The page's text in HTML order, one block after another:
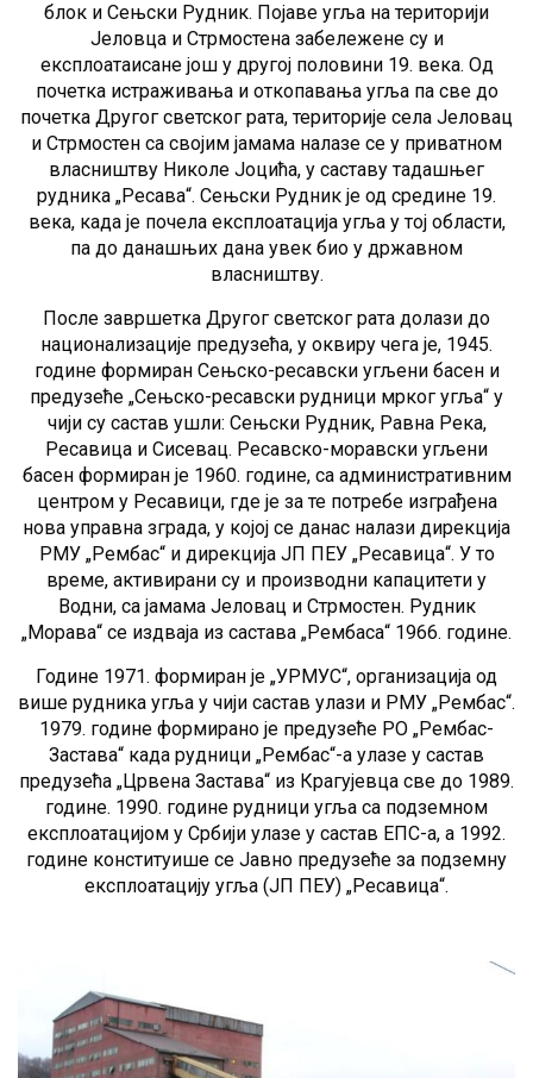
блок и Сењски Рудник. Појаве угља на територији
Јеловца и Стрмостена забележене су и
експлоатаисане још у другој половини 19. века. Од
почетка истраживања и откопавања угља па све до
почетка Другог светског рата, територије села Јеловац
и Стрмостен са својим јамама налазе се у приватном
власништву Николе Јоцића, у саставу тадашњег
рудника „Ресава“. Сењски Рудник је од средине 19.
века, када је почела експлоатација угља у тој области,
па до данашњих дана увек био у државном
власништву.
После завpшетка Другог светског рата долази до
национализације предузећа, у оквиру чега је, 1945.
године формиран Сењско-ресавски угљени басен и
предузеће „Сењско-ресавски рудници мрког угља“ у
чији су састав ушли: Сењски Рудник, Равна Река,
Ресавица и Сисевац. Ресавско-моравски угљени
басен формиран је 1960. године, са административним
центром у Ресавици, где је за те потребе изграђена
нова управна зграда, у којој се данас налази дирекција
РМУ „Рембас“ и дирекција ЈП ПЕУ „Ресавица“. У то
време, активирани су и производни капацитети у
Водни, са јамама Јеловац и Стрмостен. Рудник
„Морава“ се издваја из састава „Рембаса“ 1966. године.
Године 1971. формиран је „УРМУС“, организација од
више рудника угља у чији састав улази и РМУ „Рембас“.
1979. године формирано је предузеће РО „Рембас-
Застава“ када рудници „Рембас“-а улазе у састав
предузећа „Црвена Застава“ из Крагујевца све до 1989.
године. 1990. године рудници угља са подземном
експлоатацијом у Србији улазе у састав ЕПС-а, а 1992.
године конституише се Јавно предузеће за подземну
експлоатацију угља (ЈП ПЕУ) „Ресавица“.